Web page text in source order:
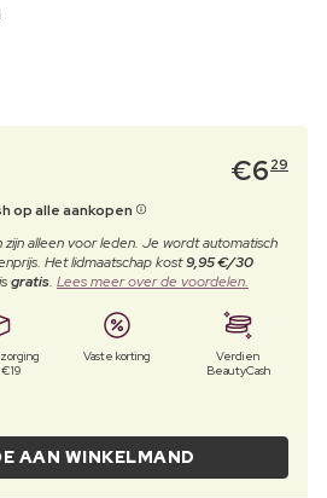
€6 29
op alle aankopen
alleen voor leden. Je wordt automatisch
Het lidmaatschap kost9,95 €/30
gratis. Lees meer over de voordelen.
Vaste korting
Verdien
BeautyCash
AAN WINKELMAND